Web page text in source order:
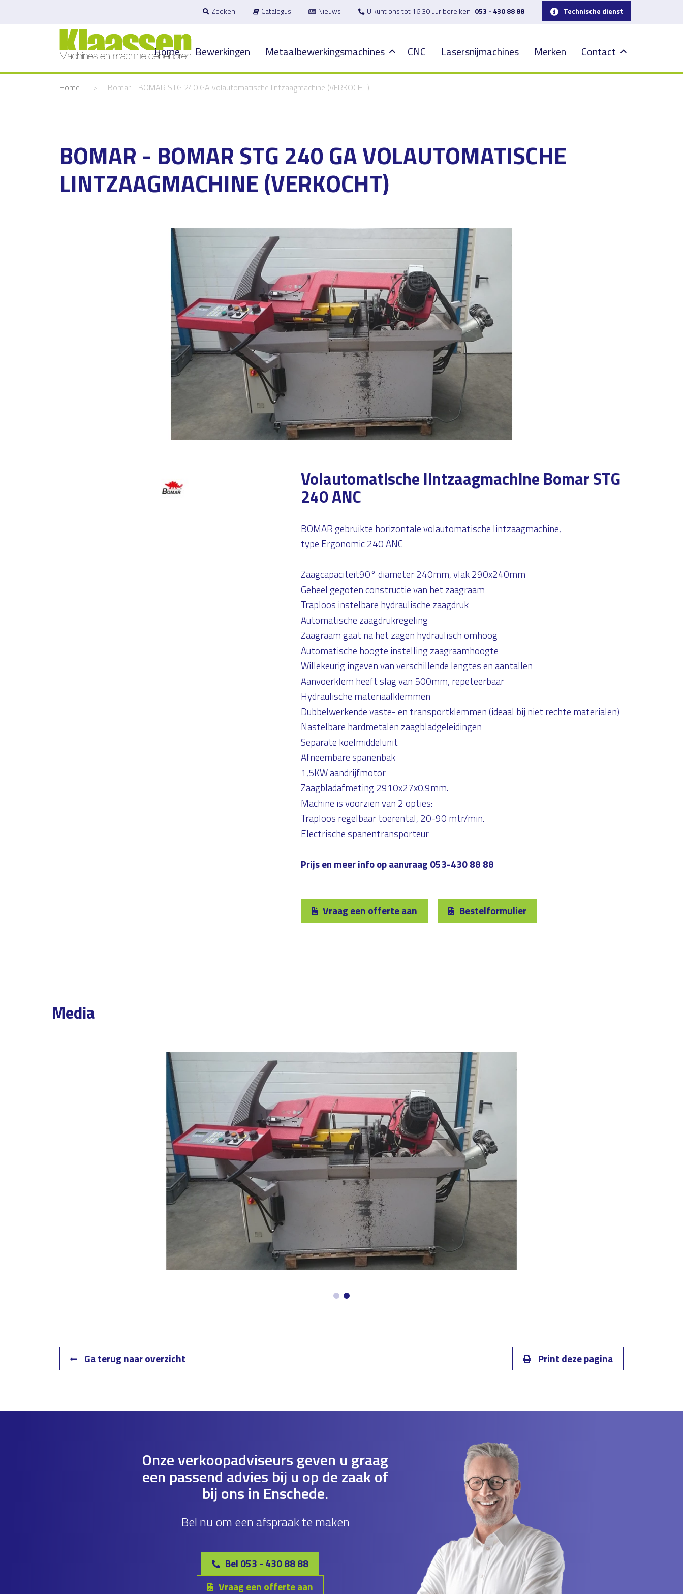
Technische dienst
Catalogus Nieuws U kunt ons tot 16:30 uur bereiken 053 - 430 88 88
Zoeken
Home Bewerkingen Metaalbewerkingsmachines CNC Lasersnijmachines Merken Contact
Home > Bomar - BOMAR STG 240 GA volautomatische lintzaagmachine (VERKOCHT)
BOMAR - BOMAR STG 240 GA VOLAUTOMATISCHE
LINTZAAGMACHINE (VERKOCHT)
Volautomatische lintzaagmachine Bomar STG
240 ANC
BOMAR gebruikte horizontale volautomatische lintzaagmachine,
type Ergonomic 240 ANC
Zaagcapaciteit90° diameter 240mm, vlak 290x240mm
Geheel gegoten constructie van het zaagraam
Traploos instelbare hydraulische zaagdruk
Automatische zaagdrukregeling
Zaagraam gaat na het zagen hydraulisch omhoog
Automatische hoogte instelling zaagraamhoogte
Willekeurig ingeven van verschillende lengtes en aantallen
Aanvoerklem heeft slag van 500mm, repeteerbaar
Hydraulische materiaalklemmen
Dubbelwerkende vaste- en transportklemmen (ideaal bij niet rechte materialen)
Nastelbare hardmetalen zaagbladgeleidingen
Separate koelmiddelunit
Afneembare spanenbak
1,5KW aandrijfmotor
Zaagbladafmeting 2910x27x0.9mm.
Machine is voorzien van 2 opties:
Traploos regelbaar toerental, 20-90 mtr/min.
Electrische spanentransporteur
Prijs en meer info op aanvraag 053-430 88 88
Vraag een offerte aan Bestelformulier
Media
Ga terug naar overzicht Print deze pagina
Onze verkoopadviseurs geven u graag
een passend advies bij u op de zaak of
bij ons in Enschede.
Bel nu om een afspraak te maken
Bel 053 - 430 88 88
Vraag een offerte aan